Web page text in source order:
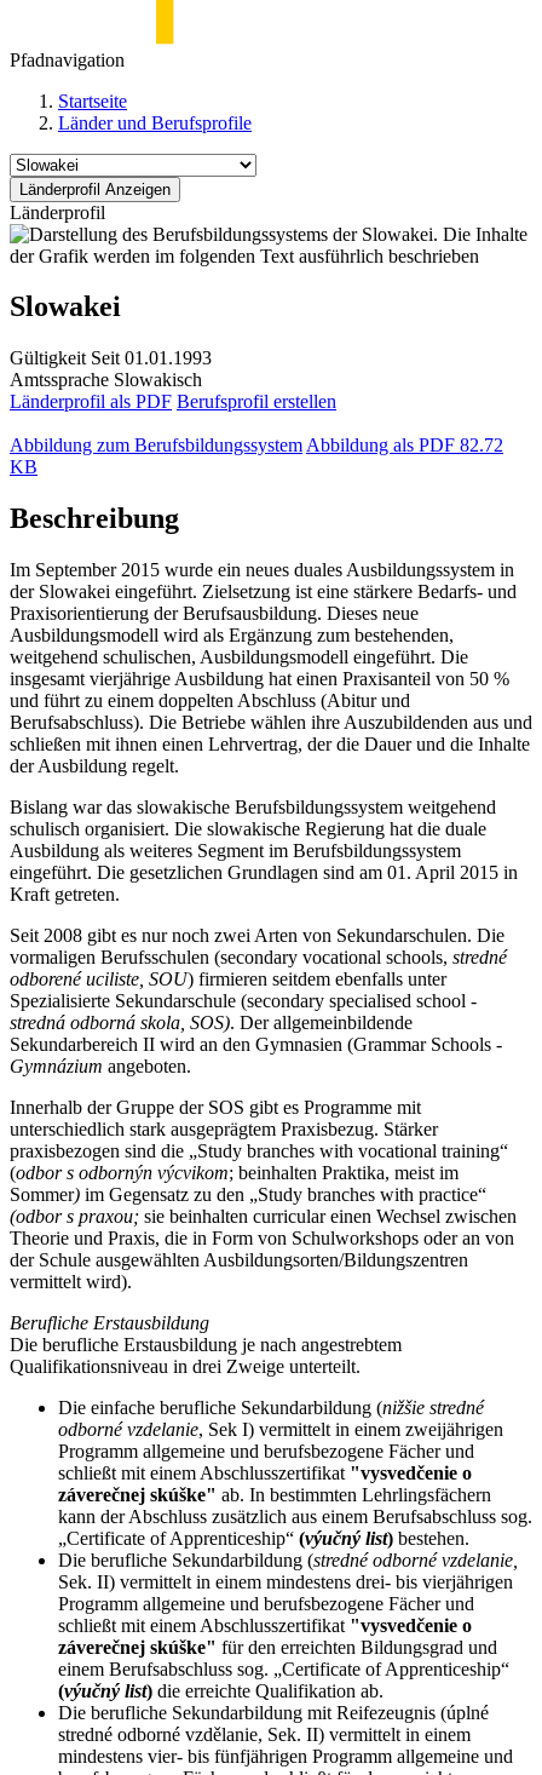
Pfadnavigation
Startseite
Länder und Berufsprofile
Länderprofil
Slowakei
Gültigkeit Seit 01.01.1993
Amtssprache Slowakisch
Länderprofil als PDF Berufsprofil erstellen
Abbildung zum Berufsbildungssystem Abbildung als PDF 82.72
KB
Beschreibung
Im September 2015 wurde ein neues duales Ausbildungssystem in
der Slowakei eingeführt. Zielsetzung ist eine stärkere Bedarfs- und
Praxisorientierung der Berufsausbildung. Dieses neue
Ausbildungsmodell wird als Ergänzung zum bestehenden,
weitgehend schulischen, Ausbildungsmodell eingeführt. Die
insgesamt vierjährige Ausbildung hat einen Praxisanteil von 50 %
und führt zu einem doppelten Abschluss (Abitur und
Berufsabschluss). Die Betriebe wählen ihre Auszubildenden aus und
schließen mit ihnen einen Lehrvertrag, der die Dauer und die Inhalte
der Ausbildung regelt.
Bislang war das slowakische Berufsbildungssystem weitgehend
schulisch organisiert. Die slowakische Regierung hat die duale
Ausbildung als weiteres Segment im Berufsbildungssystem
eingeführt. Die gesetzlichen Grundlagen sind am 01. April 2015 in
Kraft getreten.
Seit 2008 gibt es nur noch zwei Arten von Sekundarschulen. Die
vormaligen Berufsschulen (secondary vocational schools, stredné
odborené uciliste, SOU) firmieren seitdem ebenfalls unter
Spezialisierte Sekundarschule (secondary specialised school -
stredná odborná skola, SOS). Der allgemeinbildende
Sekundarbereich II wird an den Gymnasien (Grammar Schools -
Gymnázium angeboten.
Innerhalb der Gruppe der SOS gibt es Programme mit
unterschiedlich stark ausgeprägtem Praxisbezug. Stärker
praxisbezogen sind die „Study branches with vocational training“
(odbor s odbornýn výcvikom; beinhalten Praktika, meist im
Sommer) im Gegensatz zu den „Study branches with practice“
(odbor s praxou; sie beinhalten curricular einen Wechsel zwischen
Theorie und Praxis, die in Form von Schulworkshops oder an von
der Schule ausgewählten Ausbildungsorten/Bildungszentren
vermittelt wird).
Berufliche Erstausbildung
Die berufliche Erstausbildung je nach angestrebtem
Qualifikationsniveau in drei Zweige unterteilt.
Die einfache berufliche Sekundarbildung (nižšie stredné
odborné vzdelanie, Sek I) vermittelt in einem zweijährigen
Programm allgemeine und berufsbezogene Fächer und
schließt mit einem Abschlusszertifikat "vysvedčenie o
záverečnej skúške" ab. In bestimmten Lehrlingsfächern
kann der Abschluss zusätzlich aus einem Berufsabschluss sog.
„Certificate of Apprenticeship“ (výučný list) bestehen.
Die berufliche Sekundarbildung (stredné odborné vzdelanie,
Sek. II) vermittelt in einem mindestens drei- bis vierjährigen
Programm allgemeine und berufsbezogene Fächer und
schließt mit einem Abschlusszertifikat "vysvedčenie o
záverečnej skúške" für den erreichten Bildungsgrad und
einem Berufsabschluss sog. „Certificate of Apprenticeship“
(výučný list) die erreichte Qualifikation ab.
Die berufliche Sekundarbildung mit Reifezeugnis (úplné
stredné odborné vzdělanie, Sek. II) vermittelt in einem
mindestens vier- bis fünfjährigen Programm allgemeine und